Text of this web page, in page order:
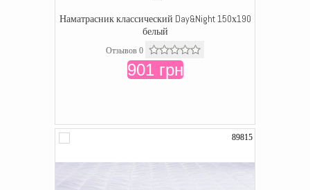
Наматрасник классический Day&Night 150х190
белый
Отзывов 0
901 грн
89815